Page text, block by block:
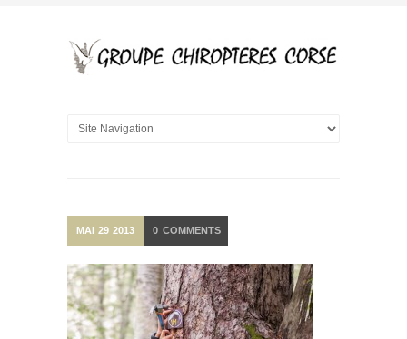
MAI 29 2013 0 COMMENTS